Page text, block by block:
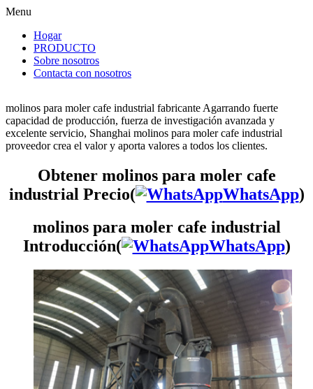
Menu
Hogar
PRODUCTO
Sobre nosotros
Contacta con nosotros
molinos para moler cafe industrial fabricante Agarrando fuerte
capacidad de producción, fuerza de investigación avanzada y
excelente servicio, Shanghai molinos para moler cafe industrial
proveedor crea el valor y aporta valores a todos los clientes.
Obtener molinos para moler cafe
industrial Precio(
WhatsApp)
molinos para moler cafe industrial
Introducción(
WhatsApp)